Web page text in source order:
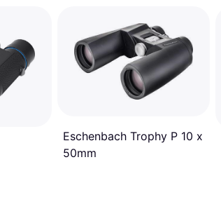
Eschenbach Trophy P 10 x
50mm